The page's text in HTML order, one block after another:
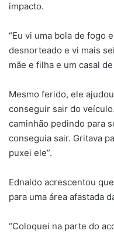
impacto.
“Eu vi uma bola de fogo
desnorteado e vi mais
mãe e filha e um casal de
Mesmo ferido, ele
conseguir sair do
caminhão pedindo para
conseguia sair. Gritava
puxei ele”.
Ednaldo acrescentou
para uma área afastada
“Coloquei na parte do